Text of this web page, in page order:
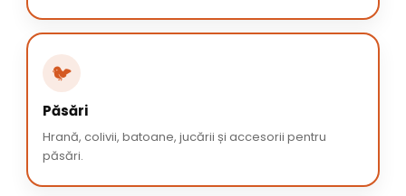
🐦
Păsări
Hrană, colivii, batoane, jucării și accesorii pentru
păsări.